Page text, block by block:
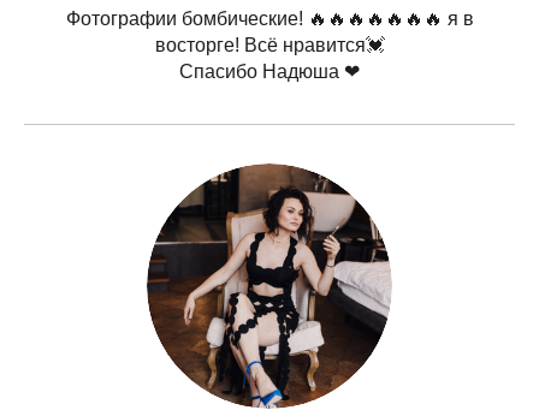
Фотографии бомбические! 🔥🔥🔥🔥🔥🔥🔥 я в
восторге! Всё нравится💓
Спасибо Надюша ❤